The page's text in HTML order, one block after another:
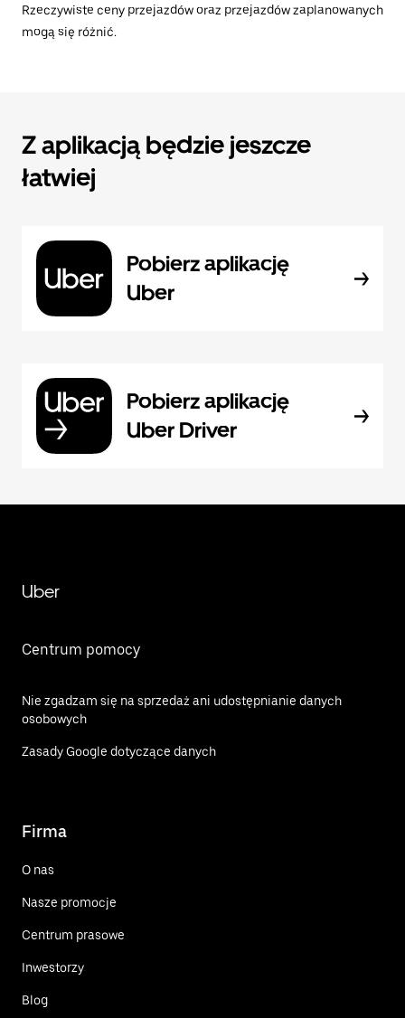
Rzeczywiste ceny przejazdów oraz przejazdów zaplanowanych
mogą się różnić.
Z aplikacją będzie jeszcze
łatwiej
Pobierz aplikację
Uber
Pobierz aplikację
Uber Driver
Uber
Centrum pomocy
Nie zgadzam się na sprzedaż ani udostępnianie danych
osobowych
Zasady Google dotyczące danych
Firma
O nas
Nasze promocje
Centrum prasowe
Inwestorzy
Blog